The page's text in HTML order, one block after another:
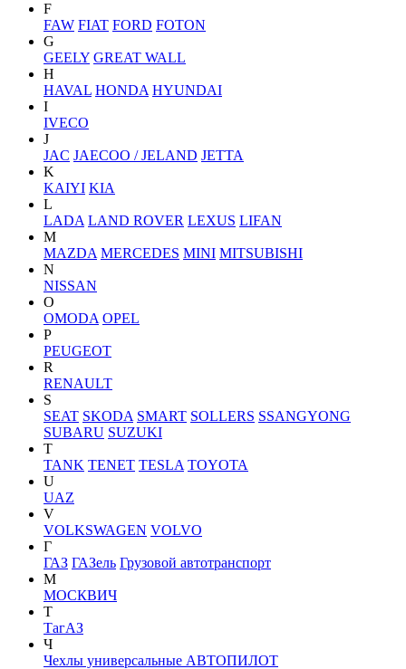
F
FAW FIAT FORD FOTON
G
GEELY GREAT WALL
H
HAVAL HONDA HYUNDAI
I
IVECO
J
JAC JAECOO / JELAND JETTA
K
KAIYI KIA
L
LADA LAND ROVER LEXUS LIFAN
M
MAZDA MERCEDES MINI MITSUBISHI
N
NISSAN
O
OMODA OPEL
P
PEUGEOT
R
RENAULT
S
SEAT SKODA SMART SOLLERS SSANGYONG
SUBARU SUZUKI
T
TANK TENET TESLA TOYOTA
U
UAZ
V
VOLKSWAGEN VOLVO
Г
ГАЗ ГАЗель Грузовой автотранспорт
М
МОСКВИЧ
Т
ТагАЗ
Ч
Чехлы универсальные АВТОПИЛОТ